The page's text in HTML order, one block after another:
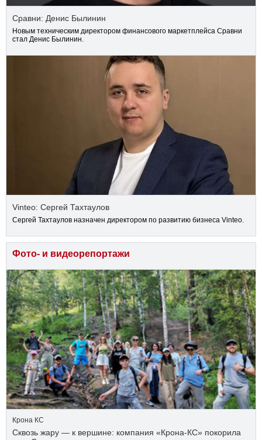
Сравни: Денис Былинин
Новым техническим директором финансового маркетплейса Сравни
стал Денис Былинин.
Vinteo: Сергей Тахтаулов
Сергей Тахтаулов назначен директором по развитию бизнеса Vinteo.
Фото- и видеорепортажи
Крона КС
Сквозь жару — к вершине: компания «Крона‑КС» покорила